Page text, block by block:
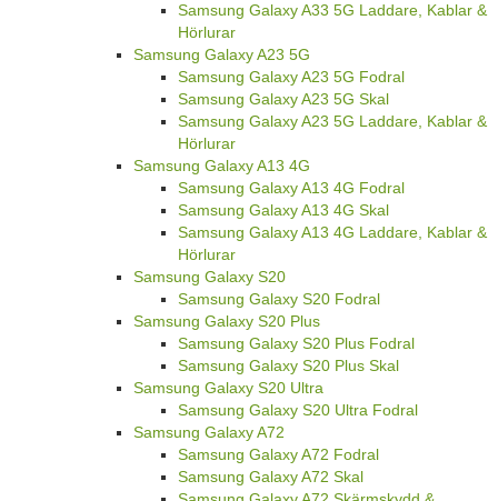
Samsung Galaxy A33 5G Laddare, Kablar &
Hörlurar
Samsung Galaxy A23 5G
Samsung Galaxy A23 5G Fodral
Samsung Galaxy A23 5G Skal
Samsung Galaxy A23 5G Laddare, Kablar &
Hörlurar
Samsung Galaxy A13 4G
Samsung Galaxy A13 4G Fodral
Samsung Galaxy A13 4G Skal
Samsung Galaxy A13 4G Laddare, Kablar &
Hörlurar
Samsung Galaxy S20
Samsung Galaxy S20 Fodral
Samsung Galaxy S20 Plus
Samsung Galaxy S20 Plus Fodral
Samsung Galaxy S20 Plus Skal
Samsung Galaxy S20 Ultra
Samsung Galaxy S20 Ultra Fodral
Samsung Galaxy A72
Samsung Galaxy A72 Fodral
Samsung Galaxy A72 Skal